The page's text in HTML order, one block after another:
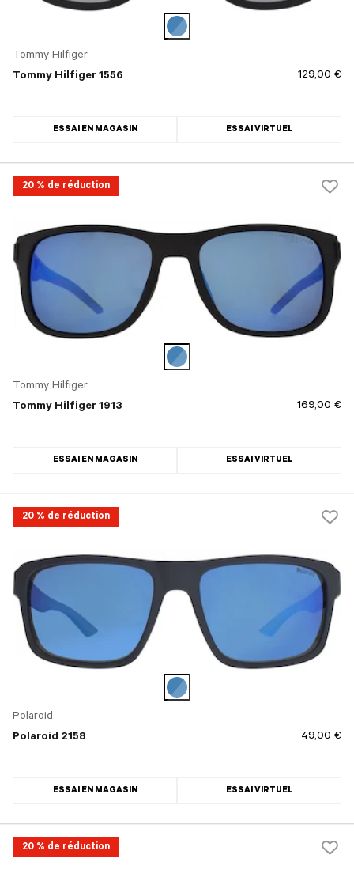
Tommy Hilfiger
Tommy Hilfiger 1556
129,00 €
ESSAI EN MAGASIN ESSAI VIRTUEL
20 % de réduction
Tommy Hilfiger
Tommy Hilfiger 1913
169,00 €
ESSAI EN MAGASIN ESSAI VIRTUEL
20 % de réduction
Polaroid
Polaroid 2158
49,00 €
ESSAI EN MAGASIN ESSAI VIRTUEL
20 % de réduction